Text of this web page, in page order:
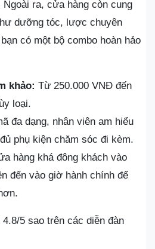
ra, cửa hàng còn cung
dưỡng tóc, lược chuyên
có một bộ combo hoàn hảo
khảo: Từ 250.000 VNĐ đến
loại.
đa dạng, nhân viên am hiểu
phụ kiện chăm sóc đi kèm.
hàng khá đông khách vào
đến vào giờ hành chính để
4.8/5 sao trên các diễn đàn